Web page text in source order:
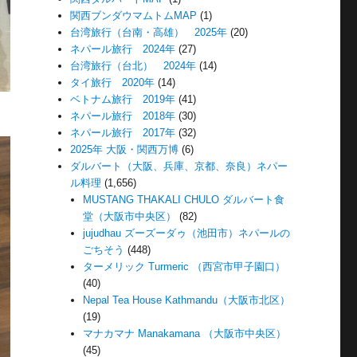
関西ブンダウマムトムMAP (1)
台湾旅行（台南・高雄） 2025年 (20)
ネパール旅行 2024年 (27)
台湾旅行（台北） 2024年 (14)
タイ旅行 2020年 (14)
ベトナム旅行 2019年 (41)
ネパール旅行 2018年 (30)
ネパール旅行 2017年 (32)
2025年 大阪・関西万博 (6)
ダルバート（大阪、兵庫、京都、奈良）ネパー
ル料理 (1,656)
MUSTANG THAKALI CHULO ダルバート食
堂（大阪市中央区）
(82)
jujudhau ズーズーダゥ（池田市）ネパールの
ごちそう (448)
ターメリック Turmeric （西宮市甲子園口）
(40)
Nepal Tea House Kathmandu（大阪市北区）
(19)
マナカマナ Manakamana （大阪市中央区）
(45)